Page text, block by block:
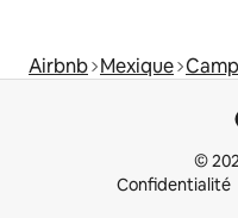
Airbnb Mexique
©
Confidentialité